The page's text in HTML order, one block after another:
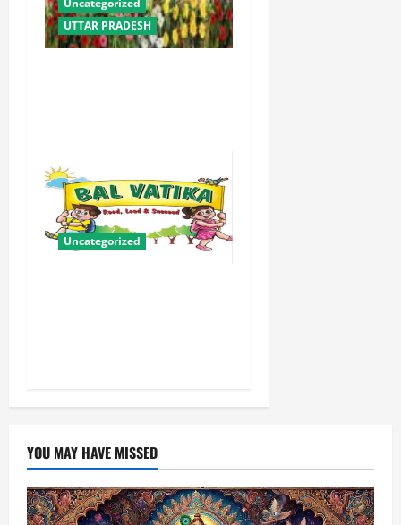
Uncategorized
UTTAR PRADESH
Uncategorized
YOU MAY HAVE MISSED